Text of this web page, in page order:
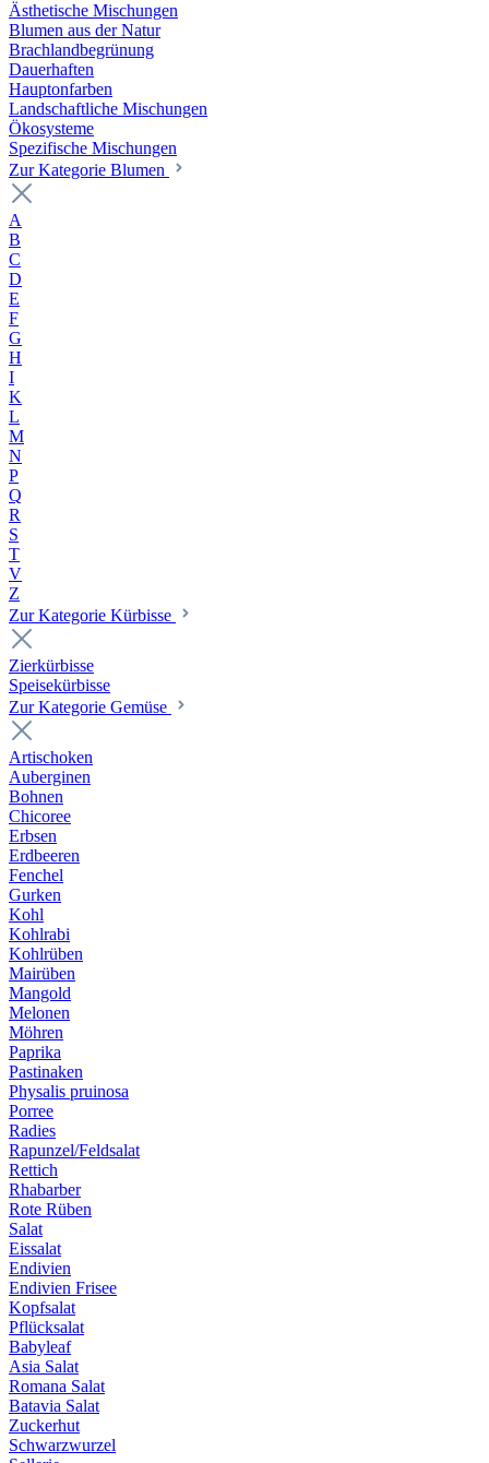
Ästhetische Mischungen
Blumen aus der Natur
Brachlandbegrünung
Dauerhaften
Hauptonfarben
Landschaftliche Mischungen
Ökosysteme
Spezifische Mischungen
Zur Kategorie Blumen
A
B
C
D
E
F
G
H
I
K
L
M
N
P
Q
R
S
T
V
Z
Zur Kategorie Kürbisse
Zierkürbisse
Speisekürbisse
Zur Kategorie Gemüse
Artischoken
Auberginen
Bohnen
Chicoree
Erbsen
Erdbeeren
Fenchel
Gurken
Kohl
Kohlrabi
Kohlrüben
Mairüben
Mangold
Melonen
Möhren
Paprika
Pastinaken
Physalis pruinosa
Porree
Radies
Rapunzel/Feldsalat
Rettich
Rhabarber
Rote Rüben
Salat
Eissalat
Endivien
Endivien Frisee
Kopfsalat
Pflücksalat
Babyleaf
Asia Salat
Romana Salat
Batavia Salat
Zuckerhut
Schwarzwurzel